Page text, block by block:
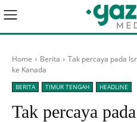
Home Berita
Tak percaya pada
ke Kanada
BERITA TIMUR TENGAH HEADLINE
Tak percaya